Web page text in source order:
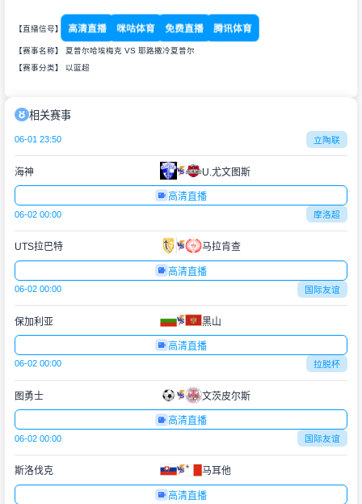
【直播信号】 高清直播 咪咕体育 免费直播 腾讯体育
【赛事名称】 夏普尔哈埃梅克 VS 耶路撒冷夏普尔
【赛事分类】 以篮超
相关赛事
06-01 23:50 立陶联
海神 U.尤文图斯
高清直播
06-02 00:00 摩洛超
UTS拉巴特 马拉肯查
高清直播
06-02 00:00 国际友谊
保加利亚 黑山
高清直播
06-02 00:00 拉脱杯
图勇士 文茨皮尔斯
高清直播
06-02 00:00 国际友谊
斯洛伐克 马耳他
高清直播